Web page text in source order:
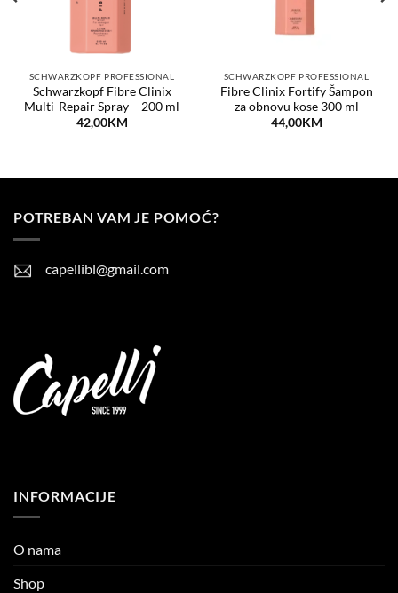
SCHWARZKOPF PROFESSIONAL
Schwarzkopf Fibre Clinix
Multi-Repair Spray – 200 ml
42,00KM
SCHWARZKOPF PROFESSIONAL
Fibre Clinix Fortify Šampon
za obnovu kose 300 ml
44,00KM
POTREBAN VAM JE POMOĆ?
capellibl@gmail.com
INFORMACIJE
O nama
Shop